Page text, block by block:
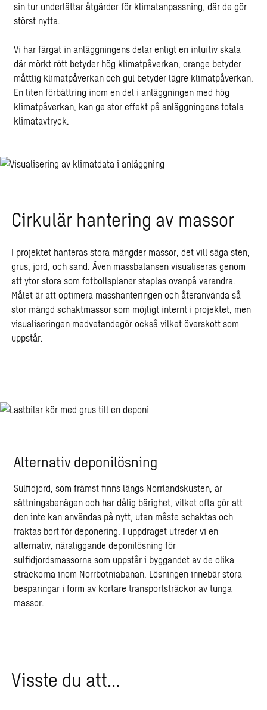
sin tur underlättar åtgärder för klimatanpassning, där de gör
störst nytta.
Vi har färgat in anläggningens delar enligt en intuitiv skala
där mörkt rött betyder hög klimatpåverkan, orange betyder
måttlig klimatpåverkan och gul betyder lägre klimatpåverkan.
En liten förbättring inom en del i anläggningen med hög
klimatpåverkan, kan ge stor effekt på anläggningens totala
klimatavtryck.
Cirkulär hantering av massor
I projektet hanteras stora mängder massor, det vill säga sten,
grus, jord, och sand. Även massbalansen visualiseras genom
att ytor stora som fotbollsplaner staplas ovanpå varandra.
Målet är att optimera masshanteringen och återanvända så
stor mängd schaktmassor som möjligt internt i projektet, men
visualiseringen medvetandegör också vilket överskott som
uppstår.
Alternativ deponilösning
Sulfidjord, som främst finns längs Norrlandskusten, är
sättningsbenägen och har dålig bärighet, vilket ofta gör att
den inte kan användas på nytt, utan måste schaktas och
fraktas bort för deponering. I uppdraget utreder vi en
alternativ, näraliggande deponilösning för
sulfidjordsmassorna som uppstår i byggandet av de olika
sträckorna inom Norrbotniabanan. Lösningen innebär stora
besparingar i form av kortare transportsträckor av tunga
massor.
Visste du att…